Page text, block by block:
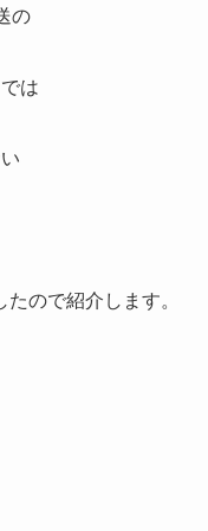
の
は
ので紹介します。